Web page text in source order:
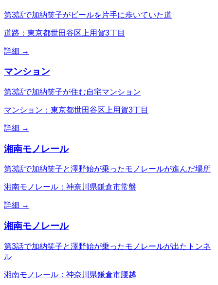
第3話で加納笑子がビールを片手に歩いていた道
道路：東京都世田谷区上用賀3丁目
詳細 →
マンション
第3話で加納笑子が住む自宅マンション
マンション：東京都世田谷区上用賀3丁目
詳細 →
湘南モノレール
第3話で加納笑子と澤野始が乗ったモノレールが進んだ場所
湘南モノレール：神奈川県鎌倉市常盤
詳細 →
湘南モノレール
第3話で加納笑子と澤野始が乗ったモノレールが出たトンネ
ル
湘南モノレール：神奈川県鎌倉市腰越